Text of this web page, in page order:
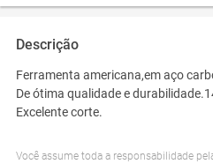
Descrição
Ferramenta americana,em aço
De ótima qualidade e
Excelente corte.
Você assume toda a responsabilidade